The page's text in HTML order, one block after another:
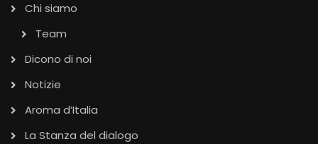
Chi siamo
Team
Dicono di noi
Notizie
Aroma d’Italia
La Stanza del dialogo